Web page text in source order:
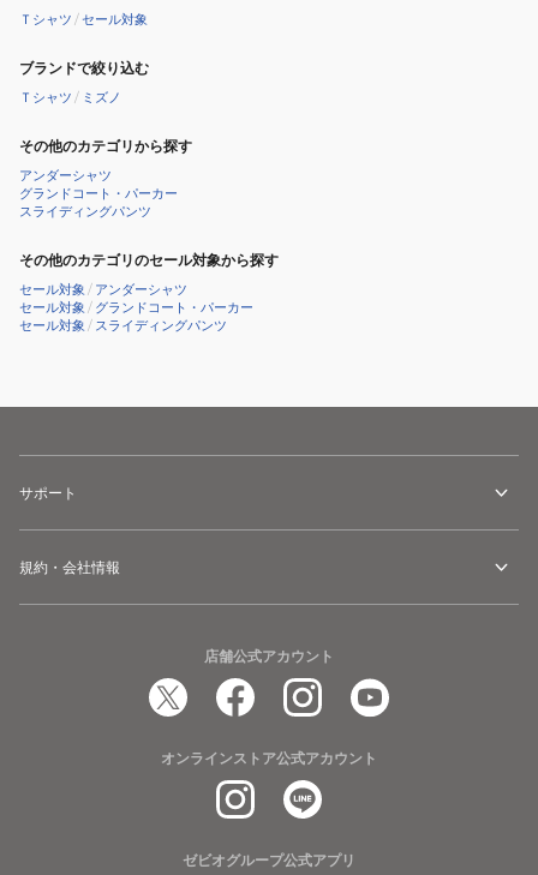
Ｔシャツ /セール対象
ブランドで絞り込む
Ｔシャツ / ミズノ
その他のカテゴリから探す
アンダーシャツ
グランドコート・パーカー
スライディングパンツ
その他のカテゴリのセール対象から探す
セール対象 / アンダーシャツ
セール対象 / グランドコート・パーカー
セール対象 / スライディングパンツ
サポート
規約・会社情報
店舗公式アカウント
オンラインストア公式アカウント
ゼビオグループ公式アプリ